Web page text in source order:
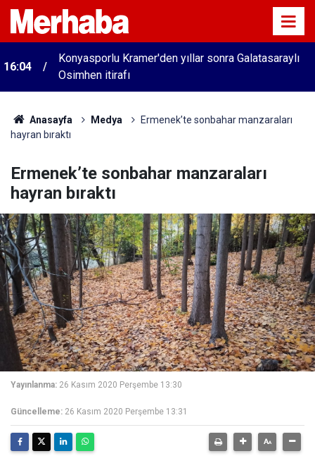
16:04
Konyasporlu Kramer'den yıllar sonra Galatasaraylı
Osimhen itirafı
Anasayfa Medya
Ermenek’te sonbahar manzaraları
hayran bıraktı
Ermenek’te sonbahar manzaraları
hayran bıraktı
Yayınlanma: 26 Kasım 2020 Perşembe 13:30
Güncelleme: 26 Kasım 2020 Perşembe 13:31